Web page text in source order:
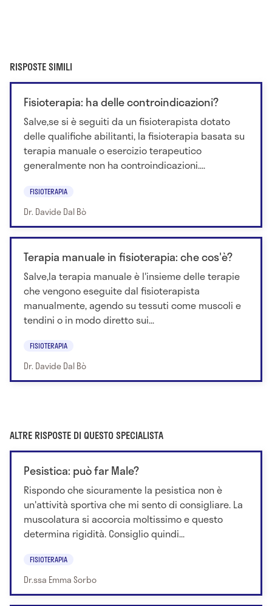
RISPOSTE SIMILI
Fisioterapia: ha delle controindicazioni?
Salve,se si è seguiti da un fisioterapista dotato
delle qualifiche abilitanti, la fisioterapia basata su
terapia manuale o esercizio terapeutico
generalmente non ha controindicazioni....
FISIOTERAPIA
Dr. Davide Dal Bò
Terapia manuale in fisioterapia: che cos'è?
Salve,la terapia manuale è l'insieme delle terapie
che vengono eseguite dal fisioterapista
manualmente, agendo su tessuti come muscoli e
tendini o in modo diretto sui...
FISIOTERAPIA
Dr. Davide Dal Bò
ALTRE RISPOSTE DI QUESTO SPECIALISTA
Pesistica: può far Male?
Rispondo che sicuramente la pesistica non è
un'attività sportiva che mi sento di consigliare. La
muscolatura si accorcia moltissimo e questo
determina rigidità. Consiglio quindi...
FISIOTERAPIA
Dr.ssa Emma Sorbo